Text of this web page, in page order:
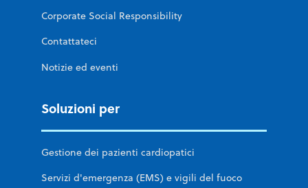
Corporate Social Responsibility
Contattateci
Notizie ed eventi
Soluzioni per
Gestione dei pazienti cardiopatici
Servizi d'emergenza (EMS) e vigili del fuoco